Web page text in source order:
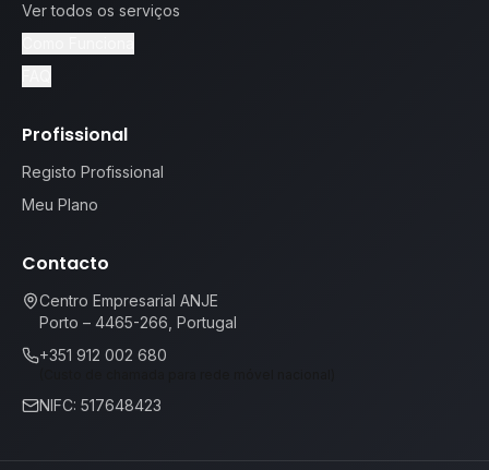
Ver todos os serviços
Profissional
Registo Profissional
Meu Plano
Contacto
Centro Empresarial ANJE
Porto – 4465-266, Portugal
+351 912 002 680
NIFC: 517648423